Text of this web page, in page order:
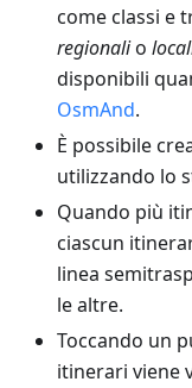
come classi e
regionalio
disponibili
OsmAnd.
È possibile
utilizzando lo
Quando più
ciascun
linea
le altre.
Toccando un
itinerari viene